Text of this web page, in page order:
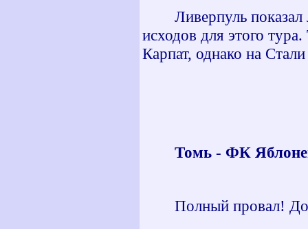
Ливерпуль
исходов для этого
Карпат, однако на
Томь - ФК
Полный провал!